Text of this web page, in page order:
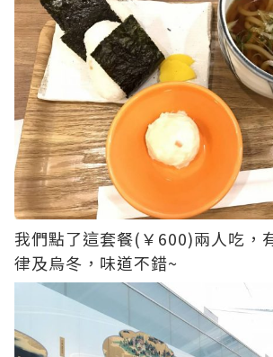
我們點了這套餐(￥600)兩人吃，
律及烏冬，味道不錯~